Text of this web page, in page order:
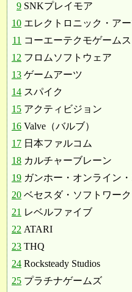
9 SNKプレイモア
10 エレクトロニック・ア
11 コーエーテクモゲームス
12 フロムソフトウェア
13 ゲームアーツ
14 スパイク
15 アクティビジョン
16 Valve（バルブ）
17 日本ファルコム
18 カルチャーブレーン
19 ガンホー・オンライン
20 ベセスダ・ソフトワーク
21 レベルファイブ
22 ATARI
23 THQ
24 Rocksteady Studios
25 プラチナゲームズ